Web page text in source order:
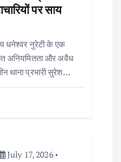
पर साय
धनेश्वर नुरेटी के एक
अनियमितता और अवैध
थाना प्रभारी सुरेश…
July 17, 2026